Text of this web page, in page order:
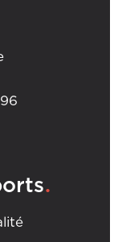
.